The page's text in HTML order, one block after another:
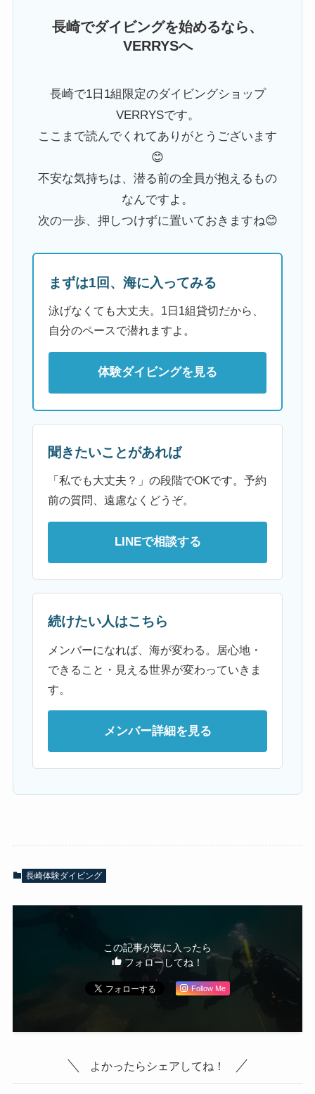
長崎でダイビングを始めるなら、
VERRYSへ
長崎で1日1組限定のダイビングショップ
VERRYSです。
ここまで読んでくれてありがとうございます
😊
不安な気持ちは、潜る前の全員が抱えるもの
なんですよ。
次の一歩、押しつけずに置いておきますね😊
まずは1回、海に入ってみる
泳げなくても大丈夫。1日1組貸切だから、
自分のペースで潜れますよ。
体験ダイビングを見る
聞きたいことがあれば
「私でも大丈夫？」の段階でOKです。予約
前の質問、遠慮なくどうぞ。
LINEで相談する
続けたい人はこちら
メンバーになれば、海が変わる。居心地・
できること・見える世界が変わっていきま
す。
メンバー詳細を見る
長崎体験ダイビング
この記事が気に入ったら
フォローしてね！
Follow Me
よかったらシェアしてね！